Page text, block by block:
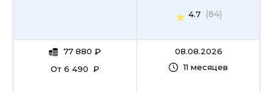
77 880 ₽
От 6 490 ₽
4.7
(84)
08.08.2026
11 месяцев